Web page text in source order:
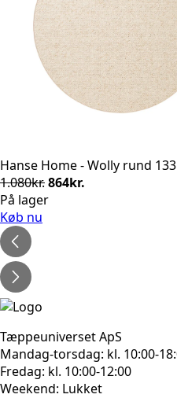
Hanse Home - Wolly rund
1.080kr.Den
oprindelige
864kr.
På lager
Køb nu
Tæppeuniverset ApS
Mandag-torsdag: kl. 10:00-
Fredag: kl. 10:00-12:00
Weekend: Lukket